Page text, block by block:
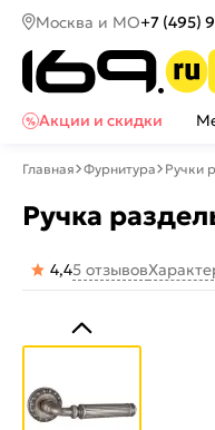
Москва и МО+7 (495)
Акции и скидки
Главная Фурнитура Ручки
Ручка
4,45 отзывов